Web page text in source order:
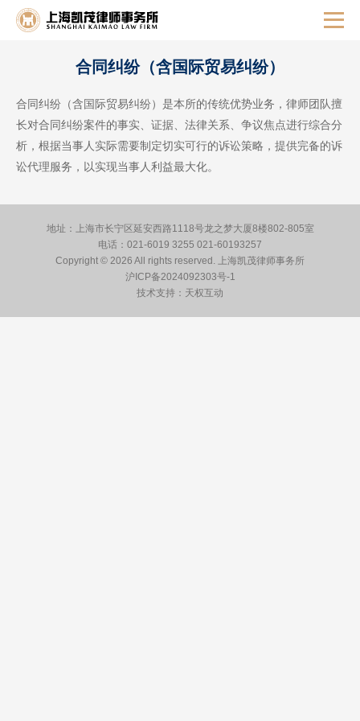
合同纠纷（含国际贸易纠纷）
合同纠纷（含国际贸易纠纷）是本所的传统优势业务，律师团队擅
长对合同纠纷案件的事实、证据、法律关系、争议焦点进行综合分
析，根据当事人实际需要制定切实可行的诉讼策略，提供完备的诉
讼代理服务，以实现当事人利益最大化。
地址：上海市长宁区延安西路1118号龙之梦大厦8楼802-805室
电话：021-6019 3255 021-60193257
Copyright © 2026 All rights reserved.
上海凯茂律师事务所
沪ICP备2024092303号-1
技术支持：天权互动